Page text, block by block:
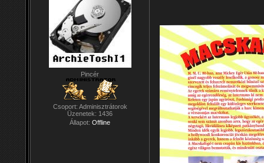
Pincér
Csoport: Adminisztrátorok
Üzenetek: 1436
Állapot: Offline